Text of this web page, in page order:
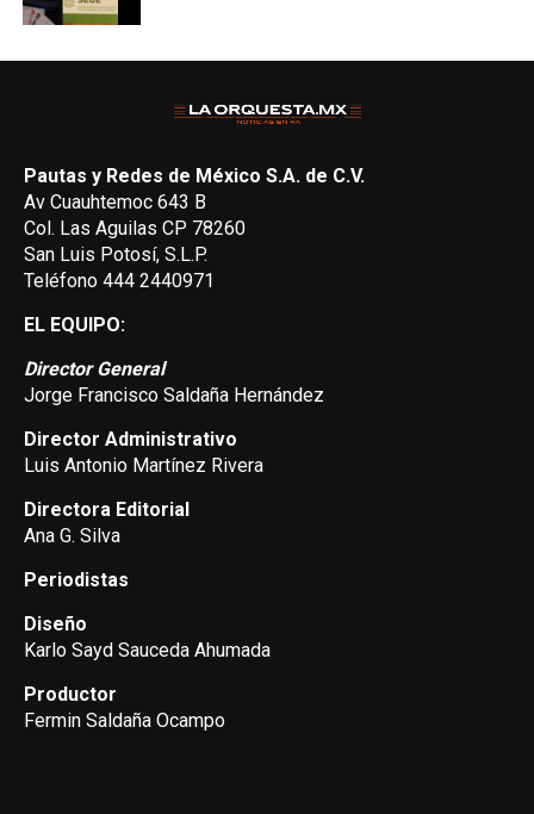
Pautas y Redes de México S.A. de C.V.
Av Cuauhtemoc 643 B
Col. Las Aguilas CP 78260
San Luis Potosí, S.L.P.
Teléfono 444 2440971
EL EQUIPO:
Director General
Jorge Francisco Saldaña Hernández
Director Administrativo
Luis Antonio Martínez Rivera
Directora Editorial
Ana G. Silva
Periodistas
Diseño
Karlo Sayd Sauceda Ahumada
Productor
Fermin Saldaña Ocampo